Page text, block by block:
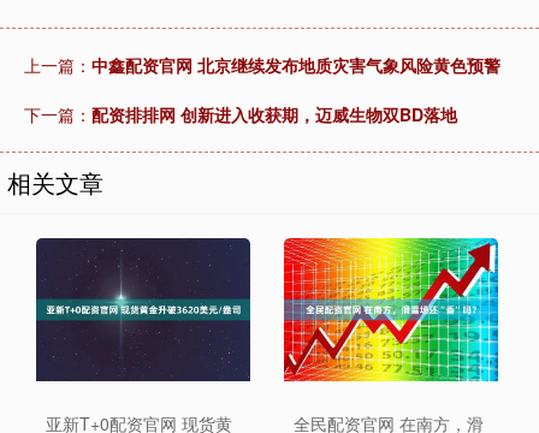
上一篇： 中鑫配资官网 北京继续发布地质灾害气象风险黄色预警
下一篇： 配资排排网 创新进入收获期，迈威生物双BD落地
相关文章
亚新T+0配资官网 现货黄
全民配资官网 在南方，滑